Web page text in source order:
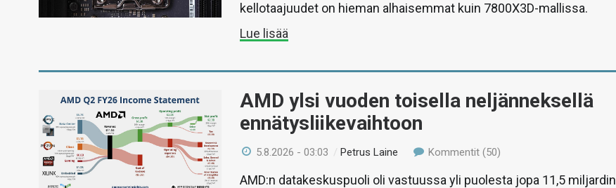
kellotaajuudet on hieman alhaisemmat kuin 7800X3D-mallissa.
Lue lisää
AMD ylsi vuoden toisella neljänneksellä
ennätysliikevaihtoon
5.8.2026 - 03:03 /Petrus Laine Kommentit (50)
AMD:n datakeskuspuoli oli vastuussa yli puolesta jopa 11,5 miljardin